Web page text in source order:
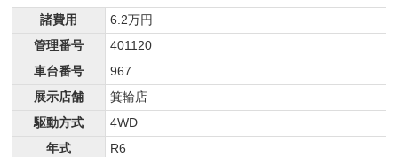
諸費用
6.2万円
管理番号
401120
車台番号
967
展示店舗
箕輪店
駆動方式
4WD
年式
R6